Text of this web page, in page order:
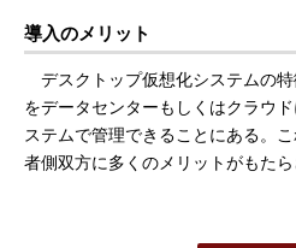
導入のメリット
デスクトップ仮想化システムの
をデータセンターもしくはクラウ
ステムで管理できることにある。
者側双方に多くのメリットがもたら